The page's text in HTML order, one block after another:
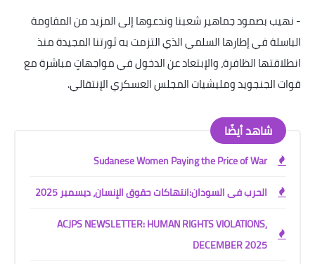
-نهيب بصمود جماهير شعبنا وندعوها إلى المزيد من المقاومة
الباسلة في إطارها السلمي الذي التزمت به ثورتنا المجيدة منذ
انطلاقتها الظافرة، والإبتعاد عن الدخول في مواجهاتٍ مباشرة مع
قوات الجنجويد ومليشيات المجلس العسكري الإنتقالي.
شاهد أيضًا
Sudanese Women Paying the Price of War
الحرب فى السودان:انتهاكات حقوق الإنسان، ديسمبر 2025
ACJPS NEWSLETTER: HUMAN RIGHTS VIOLATIONS,
DECEMBER 2025